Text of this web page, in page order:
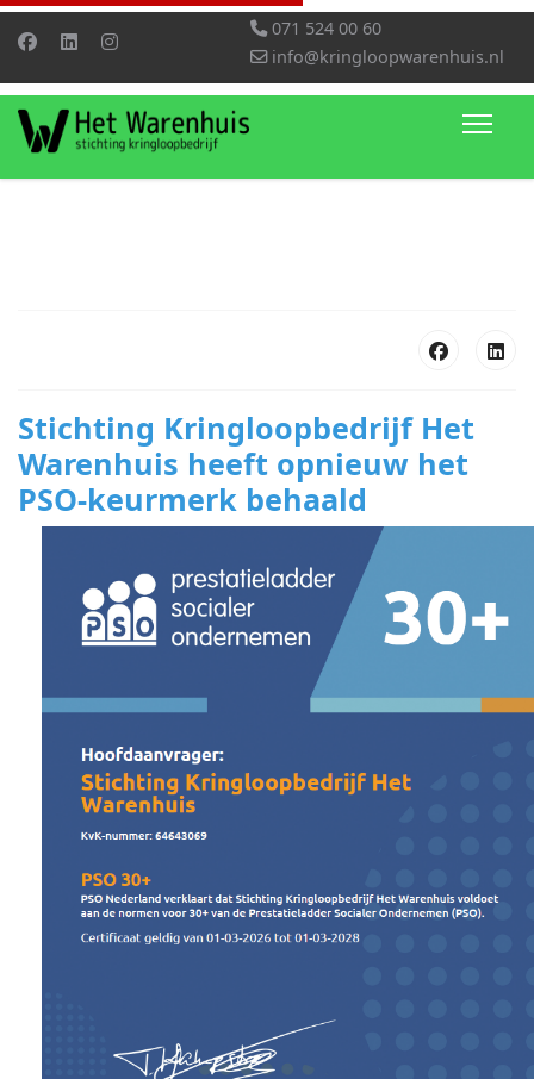
071 524 00 60
info@kringloopwarenhuis.nl
Stichting Kringloopbedrijf Het
Warenhuis heeft opnieuw het
PSO-keurmerk behaald